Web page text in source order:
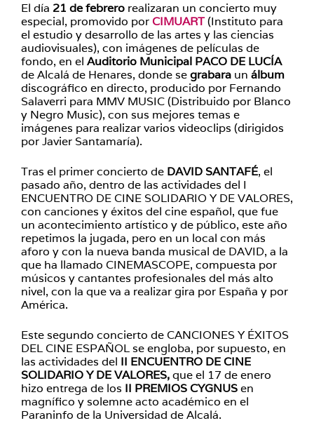
El día 21 de febrero realizaran un concierto muy
especial, promovido por CIMUART(Instituto para
el estudio y desarrollo de las artes y las ciencias
audiovisuales), con imágenes de películas de
fondo, en el Auditorio Municipal PACO DE LUCÍA
de Alcalá de Henares, donde segrabara un álbum
discográfico en directo, producido por Fernando
Salaverri para MMV MUSIC (Distribuido por Blanco
y Negro Music), con sus mejores temas e
imágenes para realizar varios videoclips (dirigidos
por Javier Santamaría).
Tras el primer concierto de DAVID SANTAFÉ, el
pasado año, dentro de las actividades del I
ENCUENTRO DE CINE SOLIDARIO Y DE VALORES,
con canciones y éxitos del cine español, que fue
un acontecimiento artístico y de público, este año
repetimos la jugada, pero en un local con más
aforo y con la nueva banda musical de DAVID, a la
que ha llamado CINEMASCOPE, compuesta por
músicos y cantantes profesionales del más alto
nivel, con la que va a realizar gira por España y por
América.
Este segundo concierto de CANCIONES Y ÉXITOS
DEL CINE ESPAÑOL se engloba, por supuesto, en
las actividades del II ENCUENTRO DE CINE
SOLIDARIO Y DE VALORES,que el 17 de enero
hizo entrega de los II PREMIOS CYGNUSen
magnífico y solemne acto académico en el
Paraninfo de la Universidad de Alcalá.